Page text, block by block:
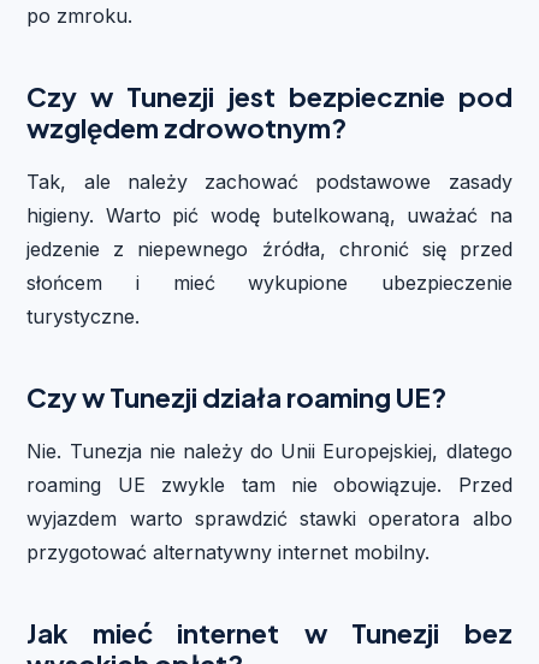
po zmroku.
Czy w Tunezji jest bezpiecznie pod
względem zdrowotnym?
Tak, ale należy zachować podstawowe zasady
higieny. Warto pić wodę butelkowaną, uważać na
jedzenie z niepewnego źródła, chronić się przed
słońcem i mieć wykupione ubezpieczenie
turystyczne.
Czy w Tunezji działa roaming UE?
Nie. Tunezja nie należy do Unii Europejskiej, dlatego
roaming UE zwykle tam nie obowiązuje. Przed
wyjazdem warto sprawdzić stawki operatora albo
przygotować alternatywny internet mobilny.
Jak mieć internet w Tunezji bez